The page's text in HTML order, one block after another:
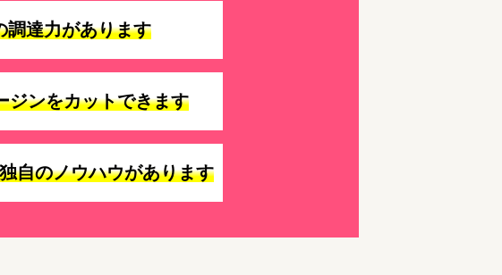
調達力があります
ジンをカットできます
自のノウハウがあります